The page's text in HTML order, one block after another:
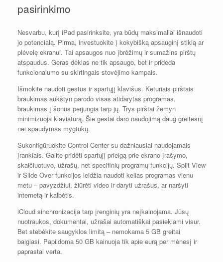
pasirinkimo
Nesvarbu, kurį iPad pasirinksite, yra būdų maksimaliai išnaudoti
jo potencialą. Pirma, investuokite į kokybišką apsauginį stiklą ar
plėvelę ekranui. Tai apsaugos nuo įbrėžimų ir sumažins pirštų
atspaudus. Geras dėklas ne tik apsaugo, bet ir prideda
funkcionalumo su skirtingais stovėjimo kampais.
Išmokite naudoti gestus ir spartųjį klavišus. Keturiais pirštais
braukimas aukštyn parodo visas atidarytas programas,
braukimas į šonus perjungia tarp jų. Trys pirštai žemyn
minimizuoja klaviatūrą. Šie gestai daro naudojimą daug greitesnį
nei spaudymas mygtukų.
Sukonfigūruokite Control Center su dažniausiai naudojamais
įrankiais. Galite pridėti spartųjį prieigą prie ekrano įrašymo,
skaičiuotuvo, užrašų, net specifinių programų funkcijų. Split View
ir Slide Over funkcijos leidžia naudoti kelias programas vienu
metu – pavyzdžiui, žiūrėti video ir daryti užrašus, ar naršyti
internetą ir kalbėtis.
iCloud sinchronizacija tarp įrenginių yra neįkainojama. Jūsų
nuotraukos, dokumentai, užrašai automatiškai pasiekiami visur.
Bet stebėkite saugyklos limitą – nemokama 5 GB greitai
baigiasi. Papildoma 50 GB kainuoja tik apie eurą per mėnesį ir
paprastai verta.